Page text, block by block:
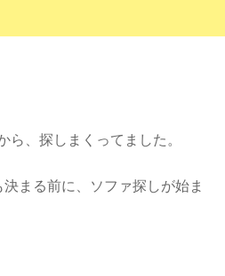
ら、探しまくってました。
まる前に、ソファ探しが始ま